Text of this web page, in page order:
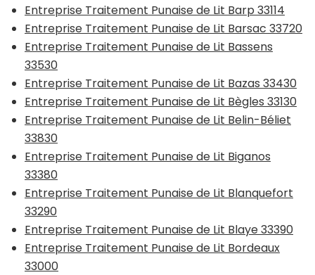
Entreprise Traitement Punaise de Lit Barp 33114
Entreprise Traitement Punaise de Lit Barsac 33720
Entreprise Traitement Punaise de Lit Bassens
33530
Entreprise Traitement Punaise de Lit Bazas 33430
Entreprise Traitement Punaise de Lit Bègles 33130
Entreprise Traitement Punaise de Lit Belin-Béliet
33830
Entreprise Traitement Punaise de Lit Biganos
33380
Entreprise Traitement Punaise de Lit Blanquefort
33290
Entreprise Traitement Punaise de Lit Blaye 33390
Entreprise Traitement Punaise de Lit Bordeaux
33000